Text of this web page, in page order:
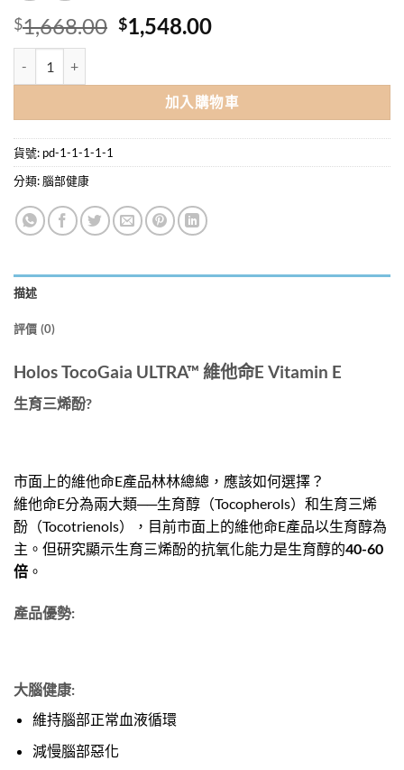
$1,668.00 原
格：
$1,668.00。
$1,548.00目
格：
$1,548.00。
加入購物車
貨號: pd-1-1-1-1-1
分類:腦部健康
描述
評價 (0)
Holos TocoGaia ULTRA™ 維他命E Vitamin E
生育三烯酚?
市面上的維他命E產品林林總總，應該如何選擇？
維他命E分為兩大類──生育醇（Tocopherols）和生育三烯
酚（Tocotrienols），目前市面上的維他命E產品以生育醇為
主。但研究顯示生育三烯酚的抗氧化能力是生育醇的40-60
倍 。
產品優勢:
大腦健康:
維持腦部正常血液循環
減慢腦部惡化